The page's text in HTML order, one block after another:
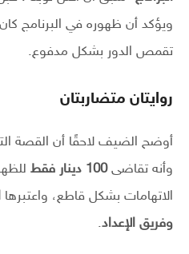
ويؤكد أن ظهوره في البرنامج
تقمص الدور بشكل مدفوع.
روايتان متضاربتان
أوضح الضيف لاحقًا أن القصة
وأنه تقاضى100 دينار فقط
الاتهامات بشكل قاطع، واعتبرها
وفريق الإعداد.